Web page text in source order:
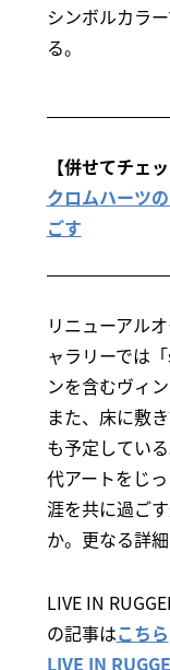
シンボルカラ
る。
【併せてチェ
クロムハーツ
ごす
リニューアル
ャラリーでは
ンを含むヴィ
また、床に敷
も予定してい
代アートをじ
涯を共に過ご
か。更なる詳
LIVE IN
の記事はこちら
LIVE IN